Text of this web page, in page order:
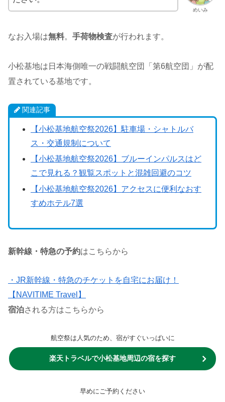
めいみ
なお入場は無料。 手荷物検査が行われます。
小松基地は日本海側唯一の戦闘航空団「第6航空団」が配
置されている基地です。
関連記事
【小松基地航空祭2026】駐車場・シャトルバ
ス・交通規制について
【小松基地航空祭2026】ブルーインパルスはど
こで見れる？観覧スポットと混雑回避のコツ
【小松基地航空祭2026】アクセスに便利なおす
すめホテル7選
新幹線・特急の予約はこちらから
・JR新幹線・特急のチケットを自宅にお届け！
【NAVITIME Travel】
宿泊される方はこちらから
航空祭は人気のため、宿がすぐいっぱいに
楽天トラベルで小松基地周辺の宿を探す
早めにご予約ください